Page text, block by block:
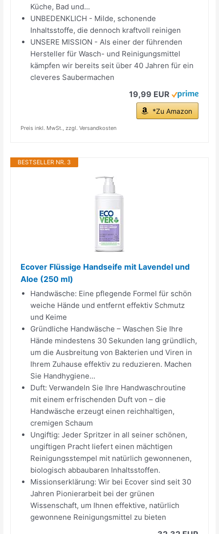
Küche, Bad und...
UNBEDENKLICH - Milde, schonende
Inhaltsstoffe, die dennoch kraftvoll reinigen
UNSERE MISSION - Als einer der führenden
Hersteller für Wasch- und Reinigungsmittel
kämpfen wir bereits seit über 40 Jahren für ein
cleveres Saubermachen
19,99 EUR
*Zu Amazon
Preis inkl. MwSt., zzgl. Versandkosten
BESTSELLER NR. 3
Ecover Flüssige Handseife mit Lavendel und
Aloe (250 ml)
Handwäsche: Eine pflegende Formel für schön
weiche Hände und entfernt effektiv Schmutz
und Keime
Gründliche Handwäsche – Waschen Sie Ihre
Hände mindestens 30 Sekunden lang gründlich,
um die Ausbreitung von Bakterien und Viren in
Ihrem Zuhause effektiv zu reduzieren. Machen
Sie Handhygiene...
Duft: Verwandeln Sie Ihre Handwaschroutine
mit einem erfrischenden Duft von – die
Handwäsche erzeugt einen reichhaltigen,
cremigen Schaum
Ungiftig: Jeder Spritzer in all seiner schönen,
ungiftigen Pracht liefert einen mächtigen
Reinigungsstempel mit natürlich gewonnenen,
biologisch abbaubaren Inhaltsstoffen.
Missionserklärung: Wir bei Ecover sind seit 30
Jahren Pionierarbeit bei der grünen
Wissenschaft, um Ihnen effektive, natürlich
gewonnene Reinigungsmittel zu bieten